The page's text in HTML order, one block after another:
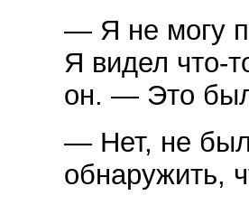
— Я не могу
Я видел что-
он. — Это
— Нет, не
обнаружить,